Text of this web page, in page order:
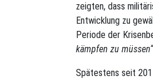
zeigten, dass
Entwicklung zu
Periode der
kämpfen zu müssen“
Spätestens seit